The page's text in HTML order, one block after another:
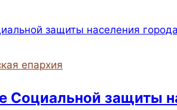
епархия
Социальной защиты